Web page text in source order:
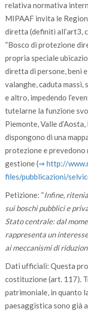
relativa normativa
MIPAAF invita le
diretta (definiti all’art3,
“Bosco di protezione
propria speciale
diretta di persone, beni
valanghe, caduta
e altro, impedendo
tutelarne la funzione
Piemonte, Valle
dispongono di una
protezione e prevedono
gestione (⇒ http:/­/­
files/­pubblicazioni/­
Petizione: “Infine,
sui boschi pubblici e
Stato centrale: dal
rappresenta un
ai meccanismi di
Dati ufficiali: Questa
costituzione (art. 117).
patrimoniale, in quanto
paesaggistica sono già